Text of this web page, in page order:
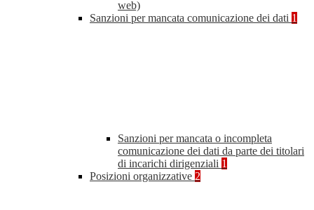
web)
Sanzioni per mancata comunicazione dei dati 1
Sanzioni per mancata o incompleta
comunicazione dei dati da parte dei titolari
di incarichi dirigenziali 1
Posizioni organizzative 2